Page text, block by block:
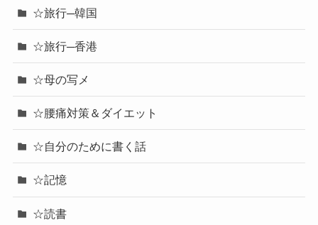
☆旅行─韓国
☆旅行─香港
☆母の写メ
☆腰痛対策＆ダイエット
☆自分のために書く話
☆記憶
☆読書